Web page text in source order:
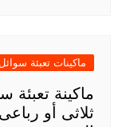
ماكينات تعبئة
ماكينة